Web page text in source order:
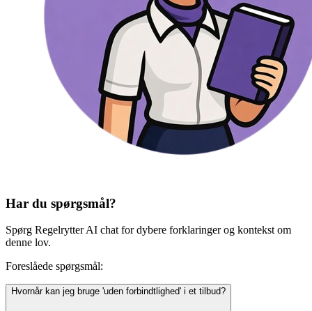
Har du spørgsmål?
Spørg Regelrytter AI chat for dybere forklaringer og kontekst om
denne lov.
Foreslåede spørgsmål:
Hvornår kan jeg bruge 'uden forbindtlighed' i et tilbud?